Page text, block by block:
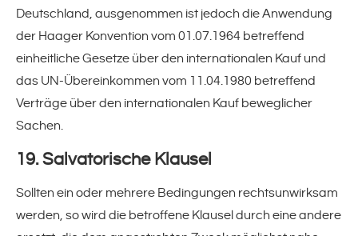
Deutschland, ausgenommen ist jedoch die Anwendung
der Haager Konvention vom 01.07.1964 betreffend
einheitliche Gesetze über den internationalen Kauf und
das UN-Übereinkommen vom 11.04.1980 betreffend
Verträge über den internationalen Kauf beweglicher
Sachen.
19. Salvatorische Klausel
Sollten ein oder mehrere Bedingungen rechtsunwirksam
werden, so wird die betroffene Klausel durch eine andere